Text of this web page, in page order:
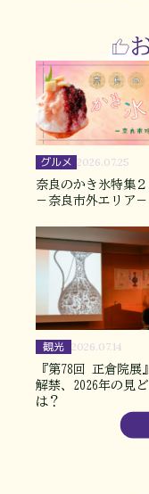
グルメ 2026.07.25
奈良のかき氷特集２
－奈良市外エリア－
観光 2026.07.14
『第78回 正倉院展
解禁、2026年の見
は？